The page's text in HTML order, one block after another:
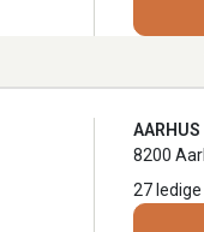
AARHUS
8200
27